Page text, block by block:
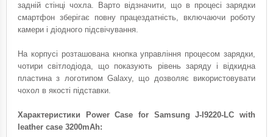
задній стінці чохла. Варто відзначити, що в процесі зарядки
смартфон зберігає повну працездатність, включаючи роботу
камери і діодного підсвічування.
На корпусі розташована кнопка управління процесом зарядки,
чотири світлодіода, що показують рівень заряду і відкидна
пластина з логотипом Galaxy, що дозволяє використовувати
чохол в якості підставки.
Характеристики Power Case for Samsung J-I9220-LC with
leather case 3200mAh: